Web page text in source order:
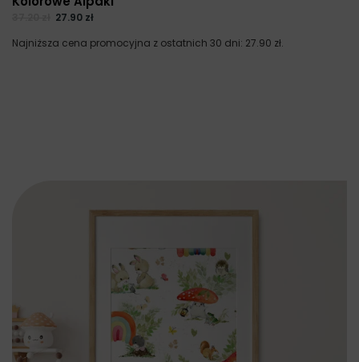
27.90 zł
Najniższa cena promocyjna z ostatnich 30 dni: 27.90 zł.